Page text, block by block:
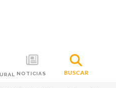
NOTICIAS BUSCAR